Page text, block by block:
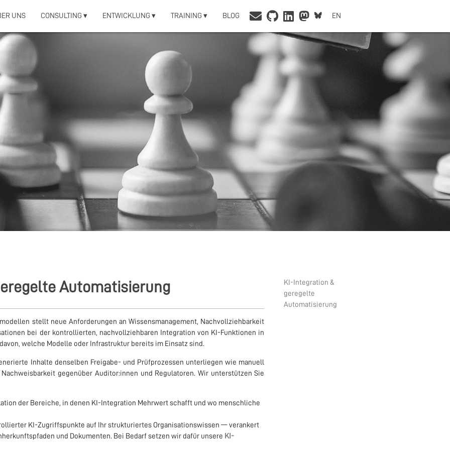
UNS CONSULTING ▾ ENTWICKLUNG ▾ TRAINING ▾ BLOG EN
Automatisierung
stellt neue Anforderungen an Wissensmanagement, Nachvollziehbarkeit
bei der kontrollierten, nachvollziehbaren Integration von KI-Funktionen in
welche Modelle oder Infrastruktur bereits im Einsatz sind.
Inhalte denselben Freigabe- und Prüfprozessen unterliegen wie manuell
gegenüber Auditor:innen und Regulatoren. Wir unterstützen Sie
der Bereiche, in denen KI-Integration Mehrwert schafft und wo menschliche
KI-Zugriffspunkte auf Ihr strukturiertes Organisationswissen — verankert
und Dokumenten. Bei Bedarf setzen wir dafür unsere KI-
KI-Integration &
geregelte
Automatisierung